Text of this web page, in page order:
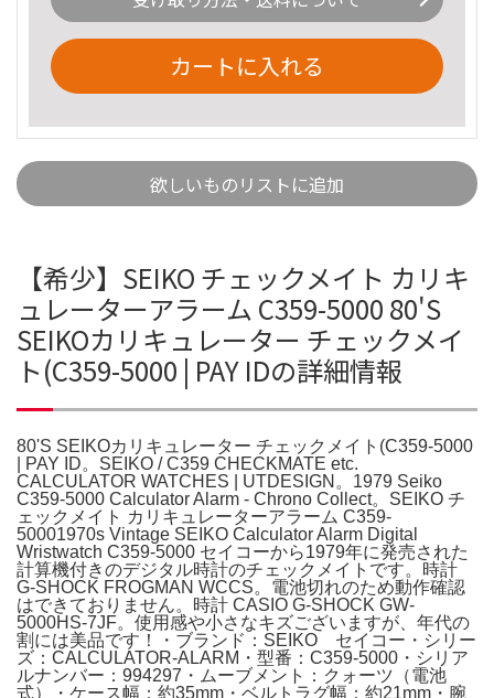
カートに入れる
欲しいものリストに追加
【希少】SEIKO チェックメイト カリキ
ュレーターアラーム C359-5000 80'S
SEIKOカリキュレーター チェックメイ
ト(C359-5000 | PAY IDの詳細情報
80'S SEIKOカリキュレーター チェックメイト(C359-5000
| PAY ID。SEIKO / C359 CHECKMATE etc.
CALCULATOR WATCHES | UTDESIGN。1979 Seiko
C359-5000 Calculator Alarm - Chrono Collect。SEIKO チ
ェックメイト カリキュレーターアラーム C359-
50001970s Vintage SEIKO Calculator Alarm Digital
Wristwatch C359-5000 セイコーから1979年に発売された
計算機付きのデジタル時計のチェックメイトです。時計
G-SHOCK FROGMAN WCCS。電池切れのため動作確認
はできておりません。時計 CASIO G-SHOCK GW-
5000HS-7JF。使用感や小さなキズございますが、年代の
割には美品です！・ブランド：SEIKO セイコー・シリー
ズ：CALCULATOR-ALARM・型番：C359-5000・シリア
ルナンバー：994297・ムーブメント：クォーツ（電池
式）・ケース幅：約35mm・ベルトラグ幅：約21mm・腕